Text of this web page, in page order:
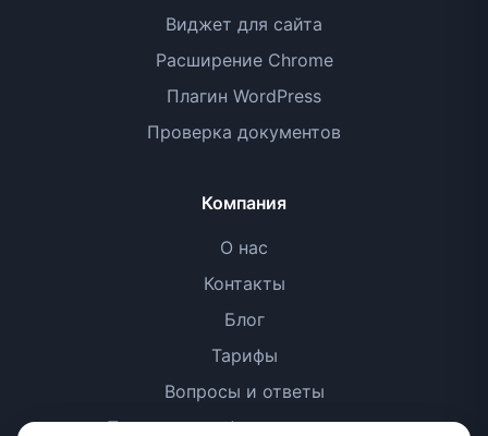
Виджет для сайта
Расширение Chrome
Плагин WordPress
Проверка документов
Компания
О нас
Контакты
Блог
Тарифы
Вопросы и ответы
Политика конфиденциальности